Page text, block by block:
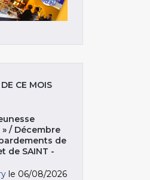
CE MOIS
/ Décembre
de
de SAINT -
le 06/08/2026